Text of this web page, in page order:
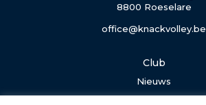
8800 Roeselare
office@knackvolley.be
Club
Nieuws
Team